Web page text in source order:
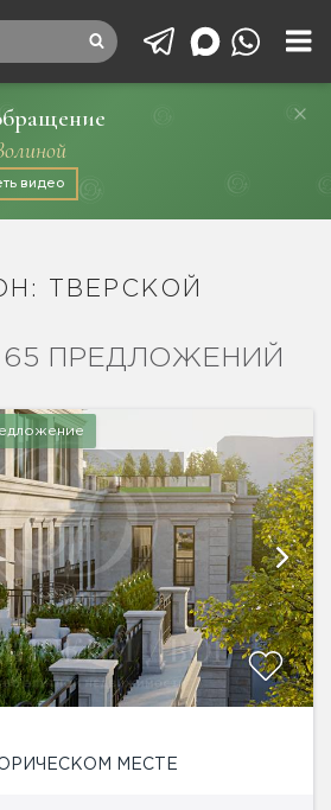
видео
ТВЕРСКОЙ
ПРЕДЛОЖЕНИЙ
МЕСТЕ